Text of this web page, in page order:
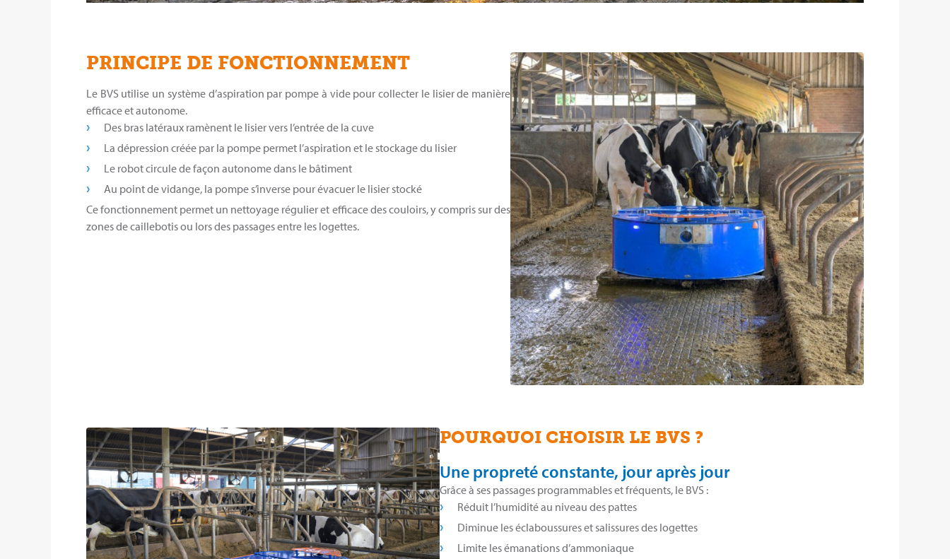
PRINCIPE DE FONCTIONNEMENT
Le BVS utilise un système d’aspiration par pompe à vide pour collecter le lisier de manière
efficace et autonome.
Des bras latéraux ramènent le lisier vers l’entrée de la cuve
La dépression créée par la pompe permet l’aspiration et le stockage du lisier
Le robot circule de façon autonome dans le bâtiment
Au point de vidange, la pompe s’inverse pour évacuer le lisier stocké
Ce fonctionnement permet un nettoyage régulier et efficace des couloirs, y compris sur des
zones de caillebotis ou lors des passages entre les logettes.
POURQUOI CHOISIR LE BVS ?
Une propreté constante, jour après jour
Grâce à ses passages programmables et fréquents, le BVS :
Réduit l’humidité au niveau des pattes
Diminue les éclaboussures et salissures des logettes
Limite les émanations d’ammoniaque